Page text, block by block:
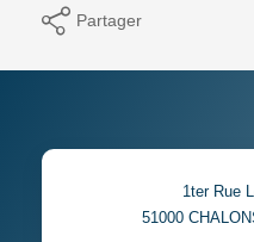
Partager
1ter Rue
51000